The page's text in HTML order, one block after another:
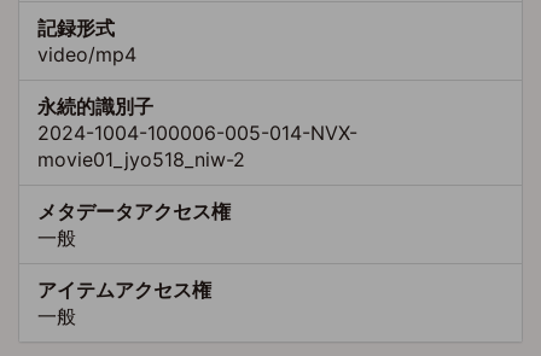
記録形式
video/mp4
永続的識別子
2024-1004-100006-005-014-NVX-
movie01_jyo518_niw-2
メタデータアクセス権
一般
アイテムアクセス権
一般